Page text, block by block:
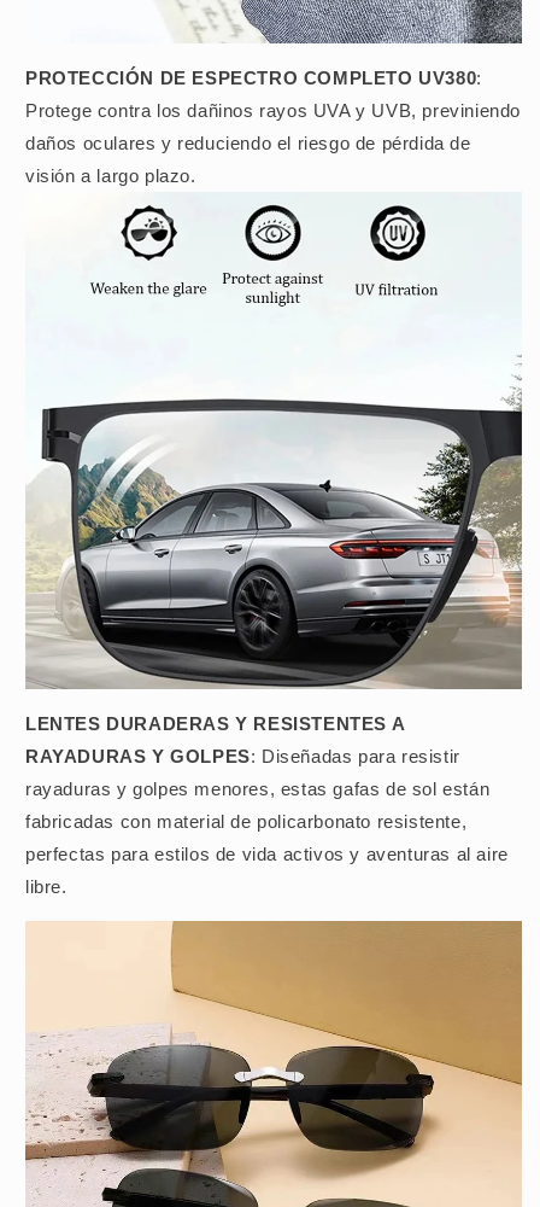
PROTECCIÓN DE ESPECTRO COMPLETO UV380:
Protege contra los dañinos rayos UVA y UVB, previniendo
daños oculares y reduciendo el riesgo de pérdida de
visión a largo plazo.
LENTES DURADERAS Y RESISTENTES A
RAYADURAS Y GOLPES: Diseñadas para resistir
rayaduras y golpes menores, estas gafas de sol están
fabricadas con material de policarbonato resistente,
perfectas para estilos de vida activos y aventuras al aire
libre.